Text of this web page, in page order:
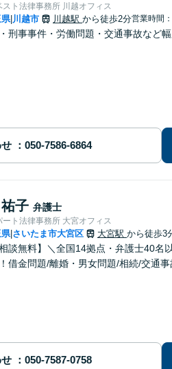
スト法律事務所 川越オフィス
| 川越市 川越駅 から徒歩2分営業時間
・刑事事件・労働問題・交通事故など
子 弁護士
ート法律事務所 大宮オフィス
| さいたま市大宮区 大宮駅 から徒歩3
相談無料】＼全国14拠点・弁護士40
借金問題/離婚・男女問題/相続/交通